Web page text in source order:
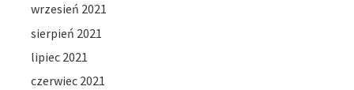
wrzesień 2021
sierpień 2021
lipiec 2021
czerwiec 2021